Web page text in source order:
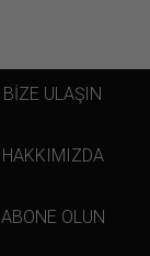
BİZE ULAŞIN
HAKKIMIZDA
ABONE OLUN